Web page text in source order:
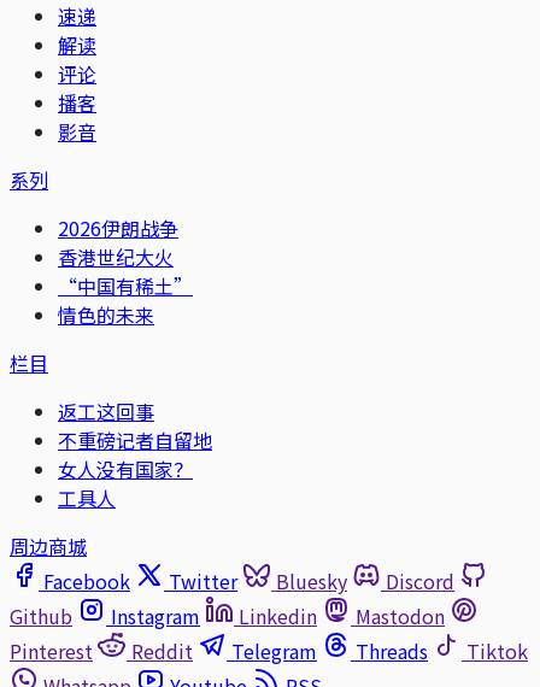
速递
解读
评论
播客
影音
系列
2026伊朗战争
香港世纪大火
“中国有稀土”
情色的未来
栏目
返工这回事
不重磅记者自留地
女人没有国家？
工具人
周边商城
Facebook
Twitter Bluesky
Discord
Github
Instagram Linkedin
Mastodon
Pinterest
Reddit Telegram Threads
Tiktok